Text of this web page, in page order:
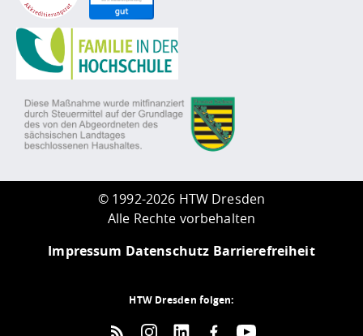
© 1992-2026 HTW Dresden
Alle Rechte vorbehalten
Impressum Datenschutz Barrierefreiheit
HTW Dresden folgen: